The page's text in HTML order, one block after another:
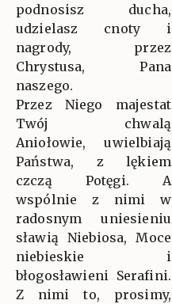
podnosisz ducha,
udzielasz cnoty i
nagrody, przez
Chrystusa, Pana
naszego.
Przez Niego majestat
Twój chwalą
Aniołowie, uwielbiają
Państwa, z lękiem
czczą Potęgi. A
wspólnie z nimi w
radosnym uniesieniu
sławią Niebiosa, Moce
niebieskie i
błogosławieni Serafini.
Z nimi to, prosimy,